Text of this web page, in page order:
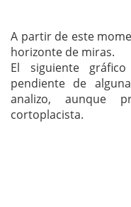
A partir de este
horizonte de miras.
El siguiente
pendiente de
analizo, aunque
cortoplacista.